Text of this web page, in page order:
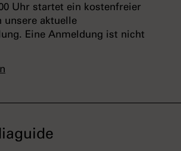
Uhr startet ein kostenfreier
unsere aktuelle
Eine Anmeldung ist nicht